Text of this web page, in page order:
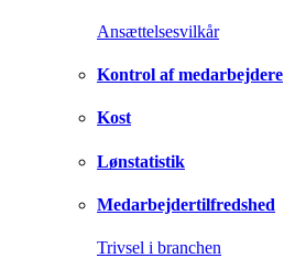
Ansættelsesvilkår
Kontrol af medarbejdere
Kost
Lønstatistik
Medarbejdertilfredshed
Trivsel i branchen